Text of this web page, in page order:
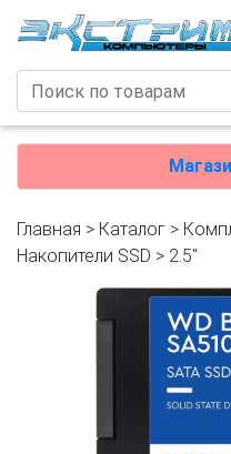
Главная > Каталог >
Накопители SSD > 2.5"